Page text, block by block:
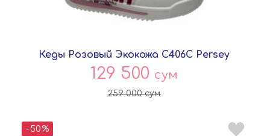
Кеды Розовый Экокожа C406C Persey
129 500 сум
259 000сум
-50%